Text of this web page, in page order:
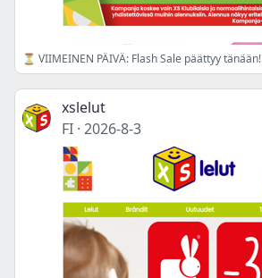
⏳ VIIMEINEN PÄIVÄ: Flash Sale päättyy tänään!
xslelut
FI · 2026-8-3